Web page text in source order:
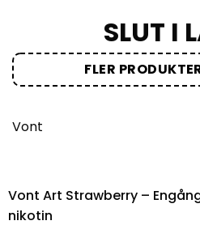
SLUT I
FLER
Vont
Vont Art Strawberry –
nikotin